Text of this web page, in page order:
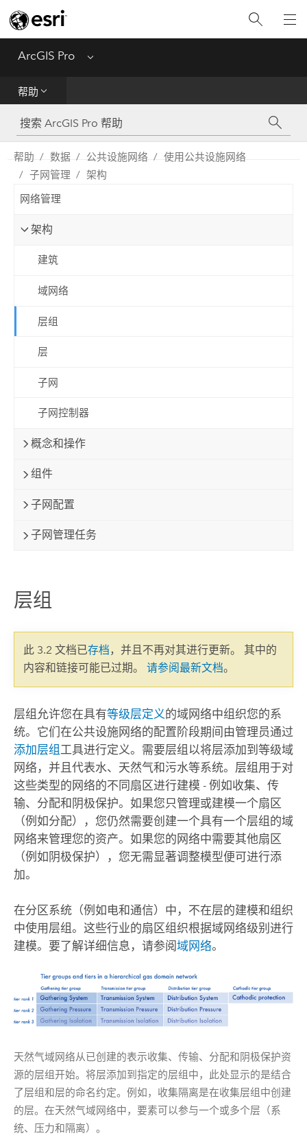
ArcGIS Pro Menu
帮助
工具参考
Python
SDK
帮助 数据 公共设施网络
使用公共设施网络
子网管理
架构
网络管理
架构
建筑
域网络
层组
层
子网
子网控制器
概念和操作
组件
子网配置
子网管理任务
层组
此 3.2 文档已存档，并且不再对其进行更新。 其中的
内容和链接可能已过期。 请参阅最新文档。
层组允许您在具有等级层定义的域网络中组织您的系
统。它们在公共设施网络的配置阶段期间由管理员通过
添加层组 工具进行定义。需要层组以将层添加到等级域
网络，并且代表水、天然气和污水等系统。层组用于对
这些类型的网络的不同扇区进行建模 - 例如收集、传
输、分配和阴极保护。如果您只管理或建模一个扇区
（例如分配），您仍然需要创建一个具有一个层组的域
网络来管理您的资产。如果您的网络中需要其他扇区
（例如阴极保护），您无需显著调整模型便可进行添
加。
在分区系统（例如电和通信）中，不在层的建模和组织
中使用层组。这些行业的扇区组织根据域网络级别进行
建模。要了解详细信息，请参阅域网络。
天然气域网络从已创建的表示收集、传输、分配和阴极保护资
源的层组开始。将层添加到指定的层组中，此处显示的是结合
了层组和层的命名约定。例如，收集隔离是在收集层组中创建
的层。在天然气域网络中，要素可以参与一个或多个层（系
统、压力和隔离）。